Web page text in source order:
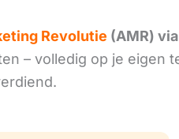
Revolutie (AMR)
– volledig op je eigen